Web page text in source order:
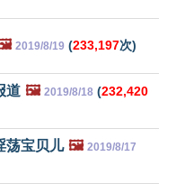
2019/8/19 (233,197次)
道 🖼️ 2019/8/18 (232,420
荡宝贝儿 🖼️ 2019/8/17